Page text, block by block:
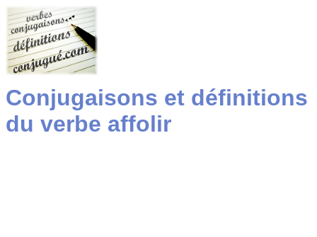
Conjugaisons et définitions
du verbe affolir